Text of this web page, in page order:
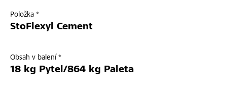
Položka *
StoFlexyl Cement
Obsah v balení *
18 kg Pytel/864 kg Paleta